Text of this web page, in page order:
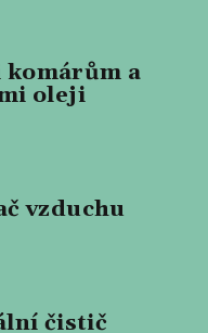
a
oleji
vzduchu
čistič